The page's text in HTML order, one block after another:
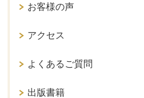
お客様の声
アクセス
よくあるご質問
出版書籍